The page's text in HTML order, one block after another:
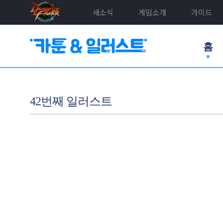
새소식 게임소개 가이드
홈
42번째 일러스트